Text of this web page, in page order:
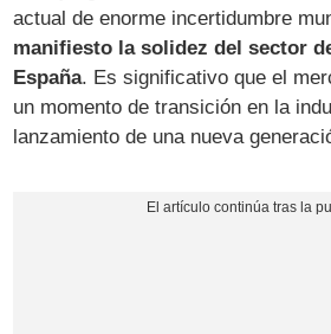
actual de enorme incertidumbre
manifiesto la solidez del sector
España. Es significativo que el
un momento de transición en la
lanzamiento de una nueva